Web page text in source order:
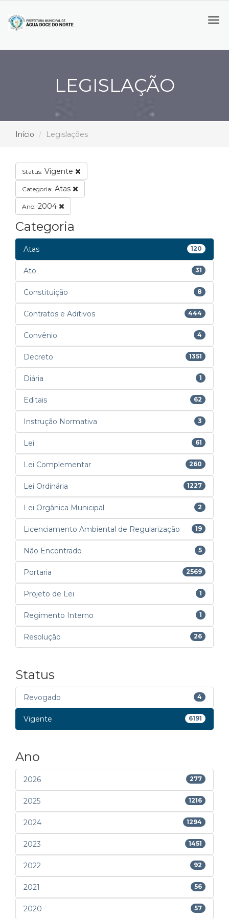
LEGISLAÇÃO
Início Legislações
Status: Vigente
Categoria: Atas
Ano: 2004
Categoria
Atas 120
Ato 31
Constituição 8
Contratos e Aditivos 444
Convênio 4
Decreto 1351
Diária 1
Editais 62
Instrução Normativa 3
Lei 61
Lei Complementar 260
Lei Ordinária 1227
Lei Orgânica Municipal 2
Licenciamento Ambiental de Regularização 19
Não Encontrado 5
Portaria 2569
Projeto de Lei 1
Regimento Interno 1
Resolução 26
Status
Revogado 4
Vigente 6191
Ano
2026 277
2025 1216
2024 1294
2023 1451
2022 92
2021 56
2020 57